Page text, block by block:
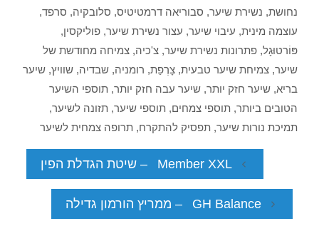
נחושת, נשירת שיער, סבוריאה דרמטיטיס, סלובקיה, סרפד,
עוצמה מינית, עיבוי שיער, עצור נשירת שיער, פוליקסין,
פּוֹרטוּגָל, פתרונות נשירת שיער, צ'כיה, צמיחה מחודשת של
שיער, צמיחת שיער טבעית, צָרְפַת, רומניה, שבדיה, שוויץ, שיער
בריא, שיער חזק יותר, שיער עבה חזק יותר, תוספי השיער
הטובים ביותר, תוספי צמחים, תוספי שיער, תזונה לשיער,
תמיכת נורות שיער, תפסיק להתקרח, תרופה צמחית לשיער
Member XXL – שיטת הגדלת הפין
GH Balance – ממריץ הורמון גדילה